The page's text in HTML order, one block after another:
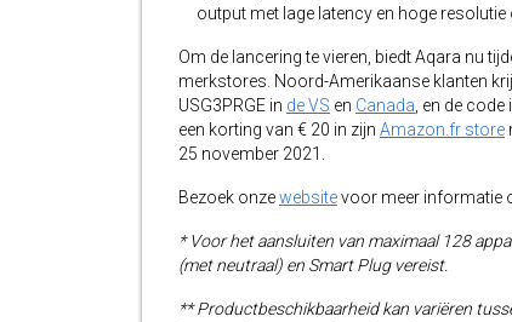
output met lage latency en hoge resolutie
Om de lancering te vieren, biedt Aqara nu
merkstores. Noord-Amerikaanse klanten
USG3PRGE in de VS en Canada , en de
een korting van € 20 in zijn Amazon.fr store
25 november 2021.
Bezoek onzewebsitevoor meer informatie
* Voor het aansluiten van maximaal 128
(met neutraal) en Smart Plug vereist.
** Productbeschikbaarheid kan variëren